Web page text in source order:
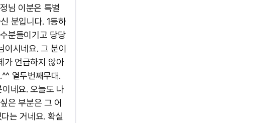
님 이분은 특별
분입니다. 1등하
분들이기고 당당
시네요. 그 분이
가 언급하지 않아
열두번째무대.
네요. 오늘도 나
은 부분은 그 어
는 거네요. 확실